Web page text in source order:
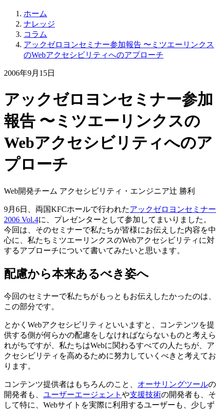
ホーム
ナレッジ
コラム
アックゼロヨンセミナー参加報告 〜ミツエーリンクス
のWebアクセシビリティへのアプローチ
2006年9月15日
アックゼロヨンセミナー参加
報告 〜ミツエーリンクスの
Webアクセシビリティへのア
プローチ
Web開発チーム アクセシビリティ・エンジニア辻 勝利
9月6日、両国KFCホールで行われたアックゼロヨンセミナー
2006 Vol.4に、プレゼンターとして参加してまいりました。
今回は、そのセミナーで私たちが皆様にお伝えした内容を中
心に、私たちミツエーリンクスのWebアクセシビリティに対
するアプローチについて書いてみたいと思います。
配慮から本来あるべき姿へ
今回のセミナーで私たちがもっともお伝えしたかったのは、
この部分です。
とかくWebアクセシビリティといいますと、コンテンツを提
供する側が何らかの配慮をしなければならないものと考えら
れがちですが、私たちはWebに関わるすべての人たちが、ア
クセシビリティを高めるために努力していくべきと考えてお
ります。
コンテンツ提供者はもちろんのこと、 オーサリングツールの
開発者も、 ユーザーエージェント や支援技術の開発者も、そ
して特に、Webサイトを実際に利用するユーザーも、少しず